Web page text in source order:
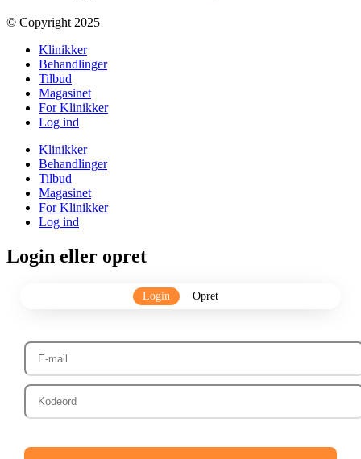
© Copyright 2025​
Klinikker
Behandlinger
Tilbud
Magasinet
For Klinikker
Log ind
Klinikker
Behandlinger
Tilbud
Magasinet
For Klinikker
Log ind
Login eller opret
Login Opret